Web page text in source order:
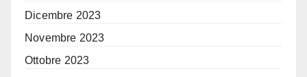
Dicembre 2023
Novembre 2023
Ottobre 2023